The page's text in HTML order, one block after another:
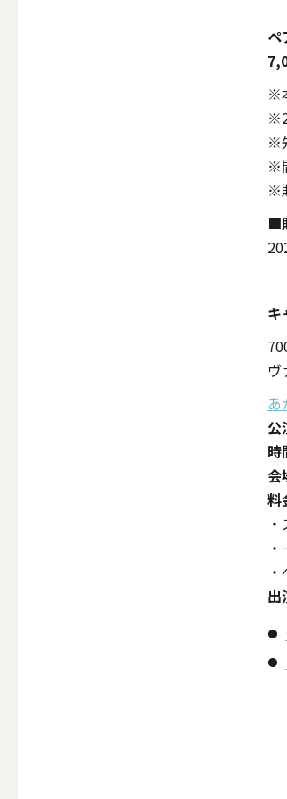
そ
（
（
ペ
※
※
※
※
■
キ
ヴ
あ
公
時
会
料
出